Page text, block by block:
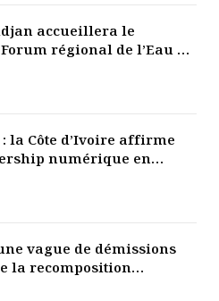
accueillera le
régional de l’Eau de
l’Ouest
: la Côte d’Ivoire affirme
numérique en
vague de démissions
la recomposition